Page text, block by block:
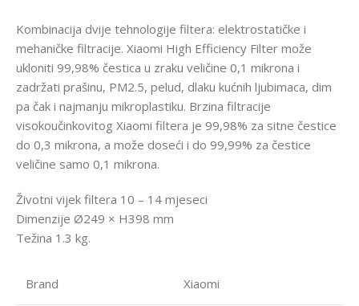
Kombinacija dvije tehnologije filtera: elektrostatičke i
mehaničke filtracije. Xiaomi High Efficiency Filter može
ukloniti 99,98% čestica u zraku veličine 0,1 mikrona i
zadržati prašinu, PM2.5, pelud, dlaku kućnih ljubimaca, dim
pa čak i najmanju mikroplastiku. Brzina filtracije
visokoučinkovitog Xiaomi filtera je 99,98% za sitne čestice
do 0,3 mikrona, a može doseći i do 99,99% za čestice
veličine samo 0,1 mikrona.
Životni vijek filtera 10 – 14 mjeseci
Dimenzije Ø249 × H398 mm
Težina 1.3 kg.
Brand Xiaomi